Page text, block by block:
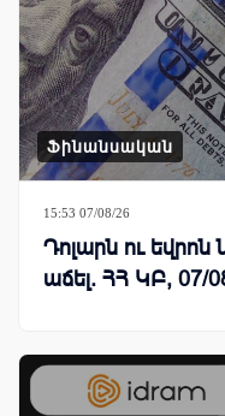
Ֆինանսական
15:53 07/08/26
Դոլարն ու եվրոն
աճել. ՀՀ ԿԲ, 07/